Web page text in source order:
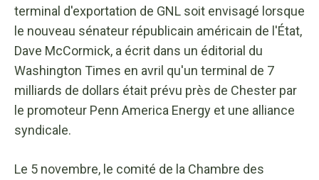
terminal d'exportation de GNL soit envisagé lorsque
le nouveau sénateur républicain américain de l'État,
Dave McCormick, a écrit dans un éditorial du
Washington Times en avril qu'un terminal de 7
milliards de dollars était prévu près de Chester par
le promoteur Penn America Energy et une alliance
syndicale.
Le 5 novembre, le comité de la Chambre des